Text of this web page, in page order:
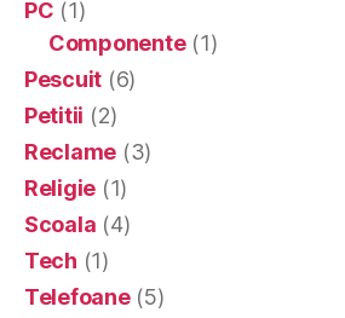
PC (1)
Componente(1)
Pescuit (6)
Petitii (2)
Reclame (3)
Religie (1)
Scoala (4)
Tech (1)
Telefoane(5)